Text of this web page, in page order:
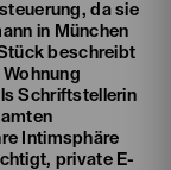
da sie
in München
beschreibt
Schriftstellerin
Intimsphäre
private E-